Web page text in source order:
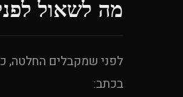
מה לשאול
לפני שמקבלים החלטה,
בכתב: